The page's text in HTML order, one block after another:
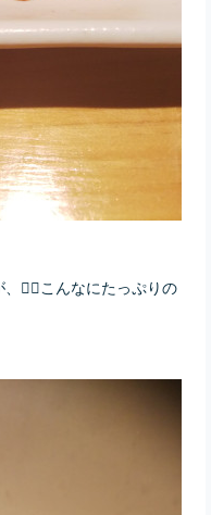
👆🏻こんなにたっぷりの